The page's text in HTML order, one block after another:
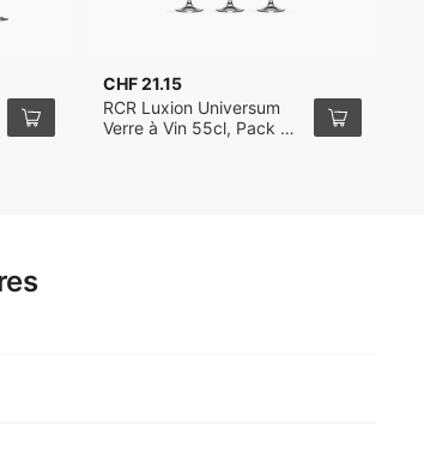
CHF 21.15
RCR Luxion Universum
Verre à Vin 55cl, Pack de